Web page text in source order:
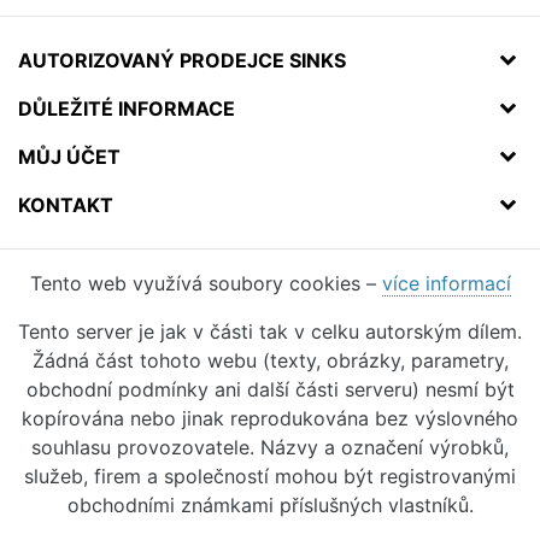
AUTORIZOVANÝ PRODEJCE SINKS
DŮLEŽITÉ INFORMACE
MŮJ ÚČET
KONTAKT
Tento web využívá soubory cookies – více informací
Tento server je jak v části tak v celku autorským dílem.
Žádná část tohoto webu (texty, obrázky, parametry,
obchodní podmínky ani další části serveru) nesmí být
kopírována nebo jinak reprodukována bez výslovného
souhlasu provozovatele. Názvy a označení výrobků,
služeb, firem a společností mohou být registrovanými
obchodními známkami příslušných vlastníků.